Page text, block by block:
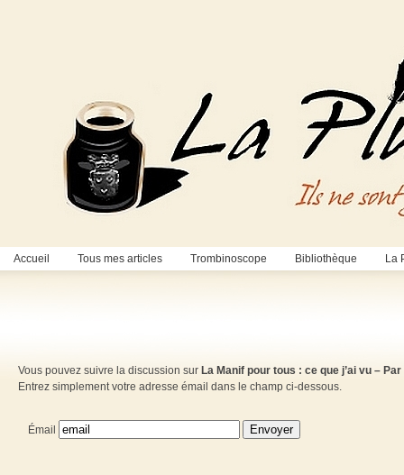
Accueil Tous mes articles Trombinoscope Bibliothèque La
Vous pouvez suivre la discussion sur La Manif pour tous : ce que j’ai vu –
Entrez simplement votre adresse émail dans le champ ci-dessous.
Émail